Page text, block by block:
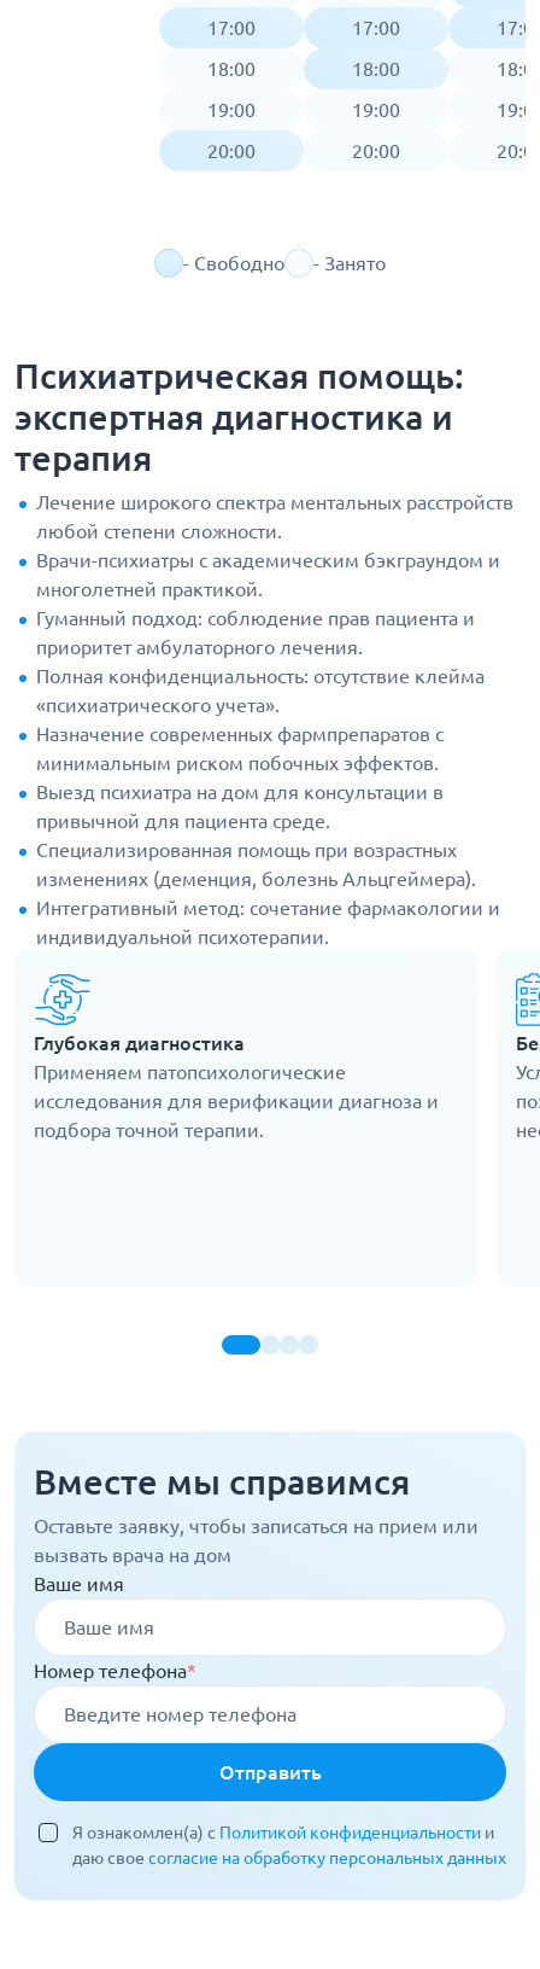
17:00
18:00
19:00
20:00
17:00
18:00
19:00
20:00
- Свободно - Занято
Психиатрическая помощь:
экспертная диагностика и
терапия
Лечение широкого спектра ментальных расстройств
любой степени сложности.
Врачи-психиатры с академическим бэкграундом и
многолетней практикой.
Гуманный подход: соблюдение прав пациента и
приоритет амбулаторного лечения.
Полная конфиденциальность: отсутствие клейма
«психиатрического учета».
Назначение современных фармпрепаратов с
минимальным риском побочных эффектов.
Выезд психиатра на дом для консультации в
привычной для пациента среде.
Специализированная помощь при возрастных
изменениях (деменция, болезнь Альцгеймера).
Интегративный метод: сочетание фармакологии и
индивидуальной психотерапии.
Глубокая диагностика
Применяем патопсихологические
исследования для верификации диагноза и
подбора точной терапии.
Вместе мы справимся
Оставьте заявку, чтобы записаться на прием или
вызвать врача на дом
Ваше имя
Номер телефона*
Отправить
Я ознакомлен(а) с Политикой конфиденциальности и
даю свое согласие на обработку персональных данных